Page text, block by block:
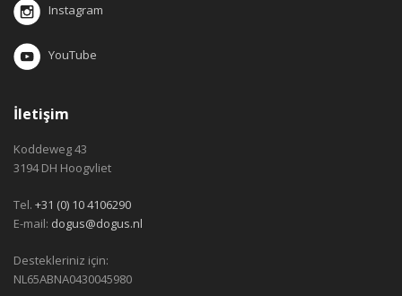
Instagram
YouTube
İletişim
Koddeweg 43
3194 DH Hoogvliet
Tel. +31 (0) 10 4106290
E-mail: dogus@dogus.nl
Destekleriniz için:
NL65ABNA0430045980